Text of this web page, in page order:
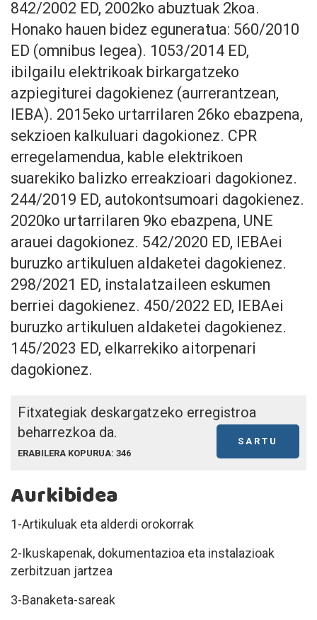
842/2002 ED, 2002ko abuztuak 2koa.
Honako hauen bidez eguneratua: 560/2010
ED (omnibus legea). 1053/2014 ED,
ibilgailu elektrikoak birkargatzeko
azpiegiturei dagokienez (aurrerantzean,
IEBA). 2015eko urtarrilaren 26ko ebazpena,
sekzioen kalkuluari dagokionez. CPR
erregelamendua, kable elektrikoen
suarekiko balizko erreakzioari dagokionez.
244/2019 ED, autokontsumoari dagokienez.
2020ko urtarrilaren 9ko ebazpena, UNE
arauei dagokionez. 542/2020 ED, IEBAei
buruzko artikuluen aldaketei dagokienez.
298/2021 ED, instalatzaileen eskumen
berriei dagokienez. 450/2022 ED, IEBAei
buruzko artikuluen aldaketei dagokienez.
145/2023 ED, elkarrekiko aitorpenari
dagokionez.
Fitxategiak deskargatzeko erregistroa
beharrezkoa da.
SARTU
ERABILERA KOPURUA: 346
Aurkibidea
1-Artikuluak eta alderdi orokorrak
2-Ikuskapenak, dokumentazioa eta instalazioak
zerbitzuan jartzea
3-Banaketa-sareak